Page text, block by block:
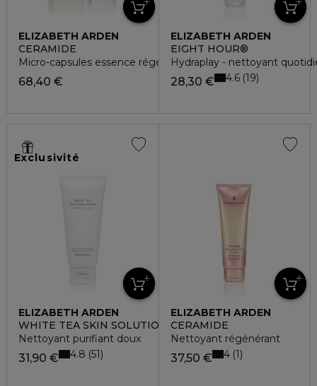
ELIZABETH ARDEN
CERAMIDE
Micro-capsules essence régénératrice
68,40 €
ELIZABETH ARDEN
EIGHT HOUR®
Hydraplay - nettoyant
28,30 € 4.6 19
Exclusivité
ELIZABETH ARDEN
WHITE TEA SKIN SOLUTIONS
Nettoyant purifiant doux
31,90 € 4.8 51
ELIZABETH ARDEN
CERAMIDE
Nettoyant régénérant
37,50 € 4 1